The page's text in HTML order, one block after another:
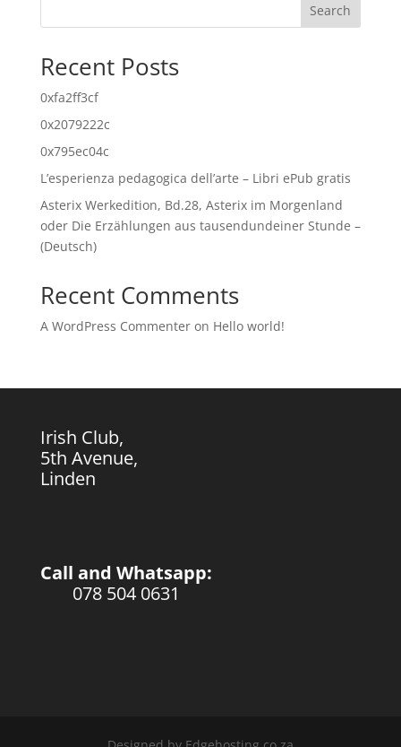
Search
Recent Posts
0xfa2ff3cf
0x2079222c
0x795ec04c
L’esperienza pedagogica dell’arte – Libri ePub gratis
Asterix Werkedition, Bd.28, Asterix im Morgenland
oder Die Erzählungen aus tausendundeiner Stunde –
(Deutsch)
Recent Comments
A WordPress Commenteron Hello world!
Irish Club,
5th Avenue,
Linden
Call and Whatsapp:
078 504 0631